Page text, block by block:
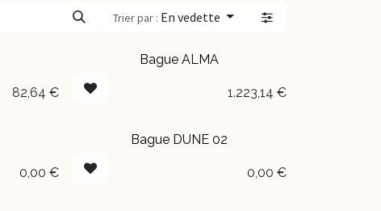
Trier par : En vedette
82,64 €
Bague ALMA
1.223,14 €
0,00 €
EN BOUTIQUEBague DUNE 02
0,00 €